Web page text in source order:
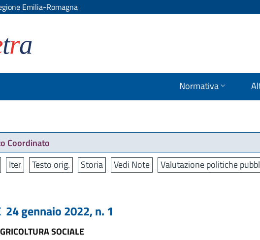
Emilia-Romagna
tra
Normativa
Coordinato
Iter Testo orig. Storia Vedi Note Valutazione politiche
24 gennaio 2022, n. 1
SOCIALE